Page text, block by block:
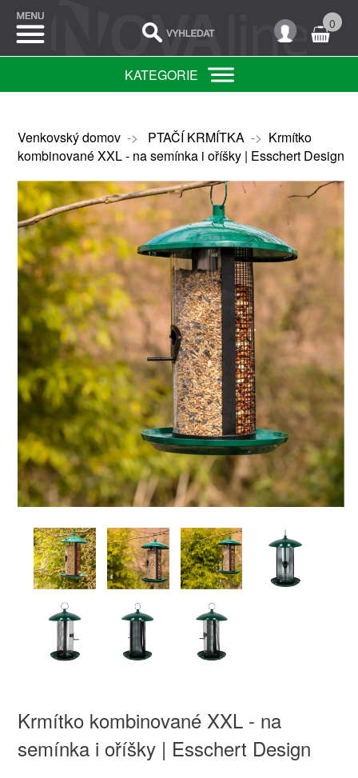
0
KATEGORIE
Venkovský domov-> PTAČÍ KRMÍTKA-> Krmítko
kombinované XXL - na semínka i oříšky | Esschert Design
Krmítko kombinované XXL - na
semínka i oříšky | Esschert Design